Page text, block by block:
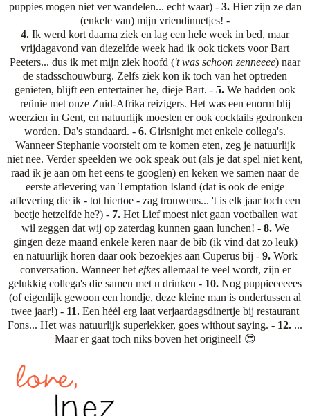
puppies mogen niet ver wandelen... echt waar) - 3. Hier zijn ze dan
(enkele van) mijn vriendinnetjes! -
4. Ik werd kort daarna ziek en lag een hele week in bed, maar
vrijdagavond van diezelfde week had ik ook tickets voor Bart
Peeters... dus ik met mijn ziek hoofd ('t was schoon zenneeee) naar
de stadsschouwburg. Zelfs ziek kon ik toch van het optreden
genieten, blijft een entertainer he, dieje Bart. - 5. We hadden ook
reünie met onze Zuid-Afrika reizigers. Het was een enorm blij
weerzien in Gent, en natuurlijk moesten er ook cocktails gedronken
worden. Da's standaard. - 6. Girlsnight met enkele collega's.
Wanneer Stephanie voorstelt om te komen eten, zeg je natuurlijk
niet nee. Verder speelden we ook speak out (als je dat spel niet kent,
raad ik je aan om het eens te googlen) en keken we samen naar de
eerste aflevering van Temptation Island (dat is ook de enige
aflevering die ik - tot hiertoe - zag trouwens... 't is elk jaar toch een
beetje hetzelfde he?) - 7.Het Lief moest niet gaan voetballen wat
wil zeggen dat wij op zaterdag kunnen gaan lunchen! - 8.We
gingen deze maand enkele keren naar de bib (ik vind dat zo leuk)
en natuurlijk horen daar ook bezoekjes aan Cuperus bij - 9.Work
conversation. Wanneer het efkesallemaal te veel wordt, zijn er
gelukkig collega's die samen met u drinken - 10. Nog puppieeeeees
(of eigenlijk gewoon een hondje, deze kleine man is ondertussen al
twee jaar!) - 11. Een héél erg laat verjaardagsdinertje bij restaurant
Fons... Het was natuurlijk superlekker, goes without saying. - 12. ...
Maar er gaat toch niks boven het origineel! 😍